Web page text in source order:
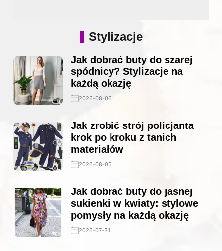
Stylizacje
Jak dobrać buty do szarej
spódnicy? Stylizacje na
każdą okazję
2026-08-06
Jak zrobić strój policjanta
krok po kroku z tanich
materiałów
2026-08-05
Jak dobrać buty do jasnej
sukienki w kwiaty: stylowe
pomysły na każdą okazję
2026-07-31